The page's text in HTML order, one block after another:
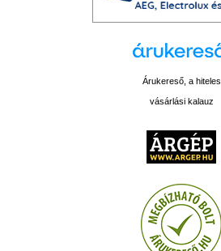
Árukereső, a hiteles
vásárlási kalauz